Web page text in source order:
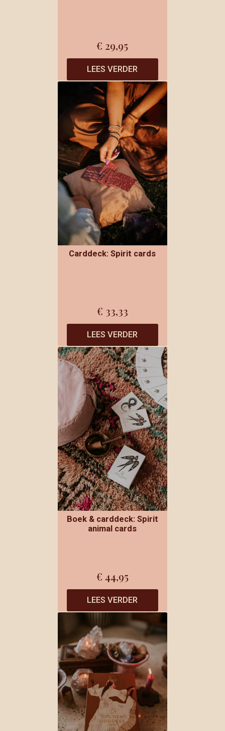
€ 29,95
LEES VERDER
Carddeck: Spirit cards
€ 33,33
LEES VERDER
Boek & carddeck: Spirit
animal cards
€ 44,95
LEES VERDER